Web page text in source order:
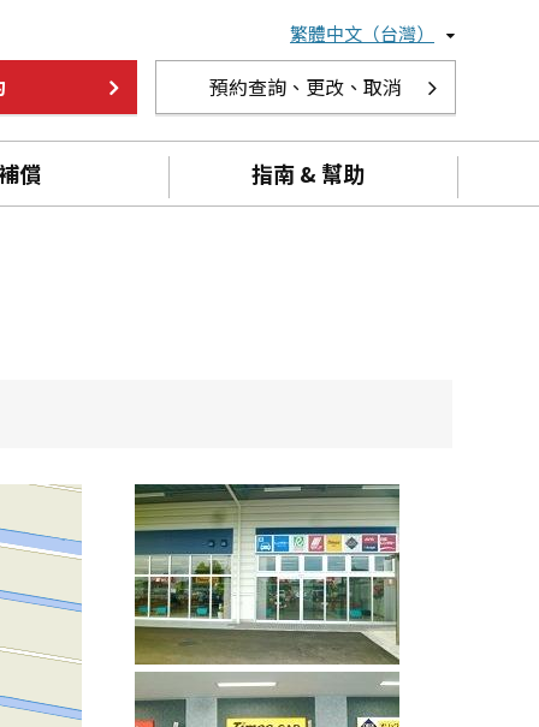
繁體中文（台灣）
預約查詢、更改、取消
償 指南 & 幫助